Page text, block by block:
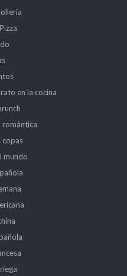
en la cocina
romántica
copas
mundo